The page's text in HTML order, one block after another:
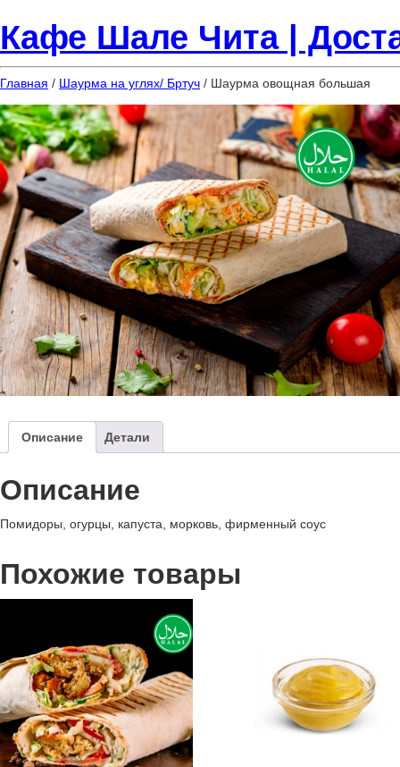
Кафе Шале Чита |
Главная / Шаурма на углях/ Бртуч / Шаурма овощная большая
Описание Детали
Описание
Помидоры, огурцы, капуста, морковь, фирменный соус
Похожие товары